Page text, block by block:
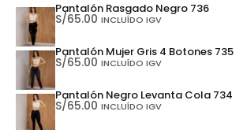
Pantalón Rasgado Negro 736
S/65.00 INCLUÍDO IGV
Pantalón Mujer Gris 4 Botones 735
S/65.00 INCLUÍDO IGV
Pantalón Negro Levanta Cola 734
S/65.00 INCLUÍDO IGV